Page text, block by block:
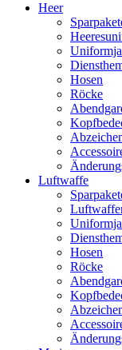
Heer
Hosen
Röcke
Luftwaffe
Hosen
Röcke